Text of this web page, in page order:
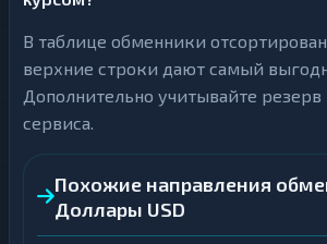
В таблице обменники
верхние строки дают самый
Дополнительно учитывайте резерв
сервиса.
Похожие направления
Доллары USD